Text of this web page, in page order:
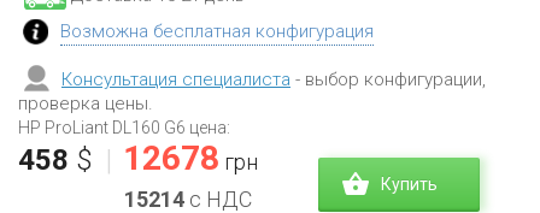
Возможна бесплатная конфигурация
Консультация специалиста - выбор конфигурации,
проверка цены.
HP ProLiant DL160 G6 цена:
458 $ | 12678 грн
15214 с НДС
Купить